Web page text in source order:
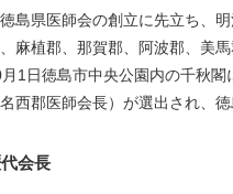
島県医師会の創立に先立ち、
麻植郡、那賀郡、阿波郡、美
1日徳島市中央公園内の千秋
名西郡医師会長）が選出され、
会長